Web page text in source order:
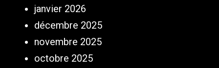
janvier 2026
décembre 2025
novembre 2025
octobre 2025